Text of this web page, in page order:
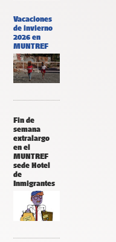
Vacaciones
de invierno
2026 en
MUNTREF
Fin de
semana
extralargo
en el
MUNTREF
sede Hotel
de
Inmigrantes